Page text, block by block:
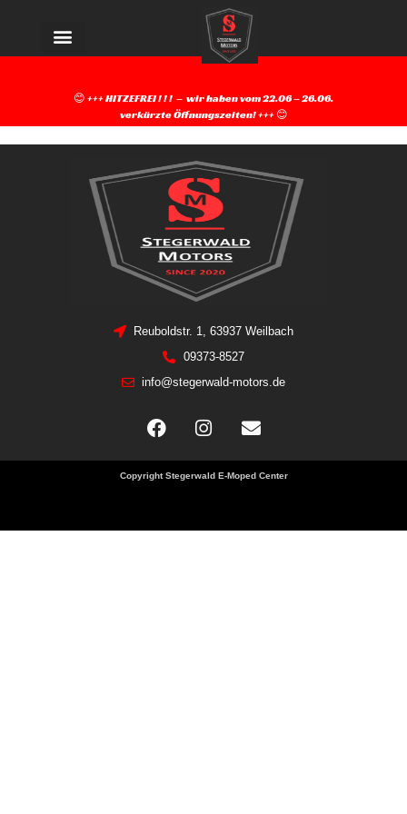
😊 +++ HITZEFREI ! ! ! – wir haben vom 22.06 – 26.06.
verkürzte Öffnungszeiten!+++ 😊
Reuboldstr. 1, 63937 Weilbach
09373-8527
info@stegerwald-motors.de
Copyright Stegerwald E-Moped Center